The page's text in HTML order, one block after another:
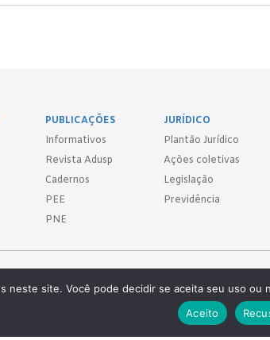
PUBLICAÇÕES
Informativos
Revista Adusp
Cadernos
PEE
PNE
JURÍDICO
Plantão Jurídico
Ações coletivas
Legislação
Previdência
SP - CEP 05508-070
5573 ● (11) 3815-9245 ● (11) 3814-1715 ● (11) 3032-
neste site. Você pode decidir se aceita seu uso
Aceito